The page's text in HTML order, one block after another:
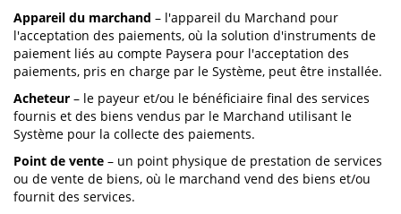
Appareil du marchand – l'appareil du Marchand pour
l'acceptation des paiements, où la solution d'instruments de
paiement liés au compte Paysera pour l'acceptation des
paiements, pris en charge par le Système, peut être installée.
Acheteur – le payeur et/ou le bénéficiaire final des services
fournis et des biens vendus par le Marchand utilisant le
Système pour la collecte des paiements.
Point de vente – un point physique de prestation de services
ou de vente de biens, où le marchand vend des biens et/ou
fournit des services.